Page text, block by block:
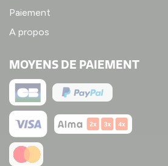
Paiement
A propos
MOYENS DE PAIEMENT